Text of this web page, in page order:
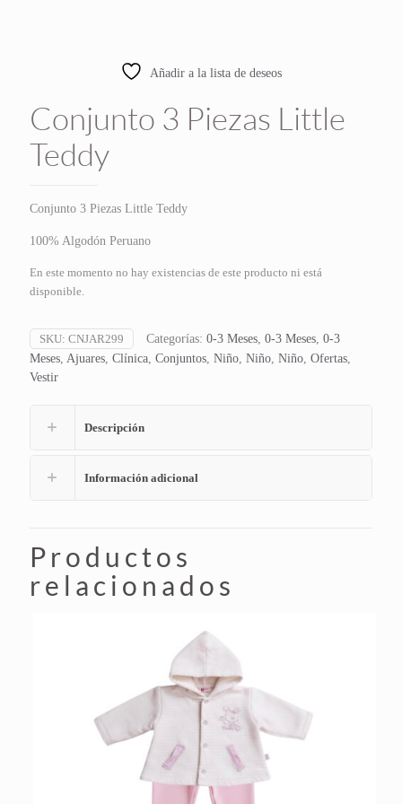
Añadir a la lista de deseos
Conjunto 3 Piezas Little
Teddy
Conjunto 3 Piezas Little Teddy
100% Algodón Peruano
En este momento no hay existencias de este producto ni está
disponible.
SKU: CNJAR299 Categorías: 0-3 Meses, 0-3 Meses, 0-3
Meses, Ajuares, Clínica, Conjuntos, Niño, Niño, Niño, Ofertas,
Vestir
Descripción
Información adicional
Productos
relacionados